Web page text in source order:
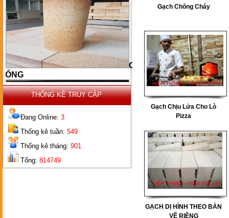
GẠCH
ỐNG
GẠCH
BÉC
THỐNG KÊ TRUY CẬP
Đang Online:3
Thống kê tuần:549
Thống kê tháng:901
Tổng:814749
Gạch Chống Cháy
Gạch Chịu Lửa Cho Lò
Pizza
GẠCH DỊ HÌNH THEO BẢN
VẼ RIÊNG